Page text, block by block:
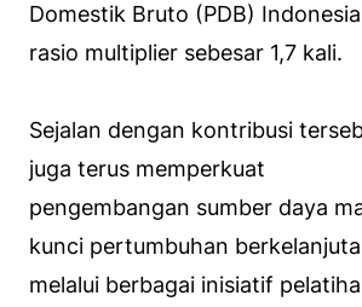
Domestik Bruto (PDB)
rasio multiplier sebesar 1,7 kali.
Sejalan dengan kontribusi
juga terus memperkuat
pengembangan sumber daya
kunci pertumbuhan
melalui berbagai inisiatif